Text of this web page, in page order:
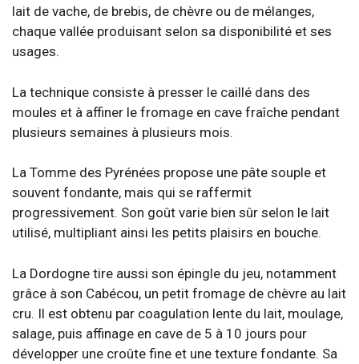
lait de vache, de brebis, de chèvre ou de mélanges,
chaque vallée produisant selon sa disponibilité et ses
usages.
La technique consiste à presser le caillé dans des
moules et à affiner le fromage en cave fraîche pendant
plusieurs semaines à plusieurs mois.
La Tomme des Pyrénées propose une pâte souple et
souvent fondante, mais qui se raffermit
progressivement. Son goût varie bien sûr selon le lait
utilisé, multipliant ainsi les petits plaisirs en bouche.
La Dordogne tire aussi son épingle du jeu, notamment
grâce à son Cabécou, un petit fromage de chèvre au lait
cru. Il est obtenu par coagulation lente du lait, moulage,
salage, puis affinage en cave de 5 à 10 jours pour
développer une croûte fine et une texture fondante. Sa